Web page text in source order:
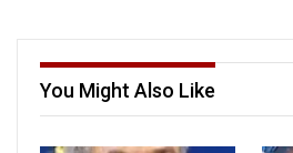
You Might Also Like